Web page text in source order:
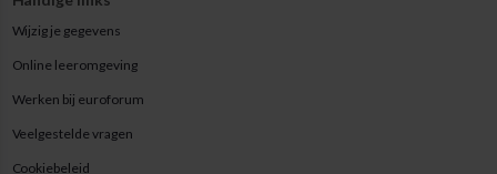
Wijzig je gegevens
Online leeromgeving
Werken bij euroforum
Veelgestelde vragen
Cookiebeleid